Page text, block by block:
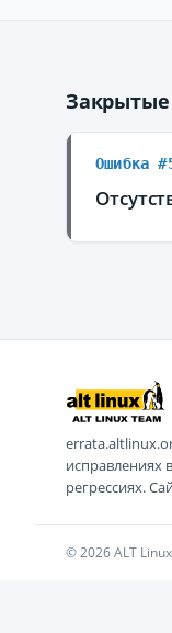
Ошибка
исправлениях
регрессиях.
© 2026 ALT